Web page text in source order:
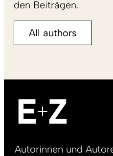
den Beiträgen.
All authors
Footer
Autorinnen und